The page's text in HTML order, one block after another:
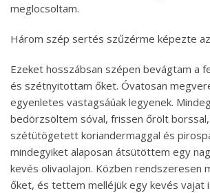
meglocsoltam.
Három szép sertés szűzérme képezte
Ezeket hosszábsan szépen bevágtam a
és szétnyitottam őket. Óvatosan
egyenletes vastagsáúak legyenek.
bedörzsöltem sóval, frissen őrölt
szétütögetett koriandermaggal és
mindegyiket alaposan átsütöttem egy
kevés olivaolajon. Közben rendszeresen
őket, és tettem melléjük egy kevés vajat